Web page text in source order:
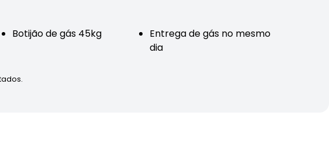
Botijão de gás 45kg
Entrega de gás no mesmo
dia